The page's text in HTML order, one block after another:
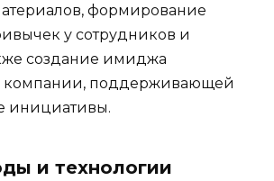
формирование
у сотрудников и
создание имиджа
компании, поддерживающей
инициативы.
и технологии